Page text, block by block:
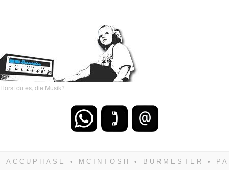
Hörst du es, die Musik?
zwangsläufig siegen! Und noch was: Hifi